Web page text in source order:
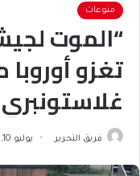
منوعات
“الموت
تغزو
غلاستونبري
فريق التحرير يوليو 10, 2025